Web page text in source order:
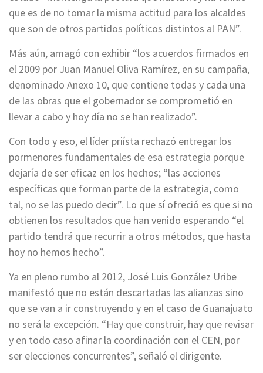
que es de no tomar la misma actitud para los alcaldes
que son de otros partidos políticos distintos al PAN”.
Más aún, amagó con exhibir “los acuerdos firmados en
el 2009 por Juan Manuel Oliva Ramírez, en su campaña,
denominado Anexo 10, que contiene todas y cada una
de las obras que el gobernador se comprometió en
llevar a cabo y hoy día no se han realizado”.
Con todo y eso, el líder priísta rechazó entregar los
pormenores fundamentales de esa estrategia porque
dejaría de ser eficaz en los hechos; “las acciones
específicas que forman parte de la estrategia, como
tal, no se las puedo decir”. Lo que sí ofreció es que si no
obtienen los resultados que han venido esperando “el
partido tendrá que recurrir a otros métodos, que hasta
hoy no hemos hecho”.
Ya en pleno rumbo al 2012, José Luis González Uribe
manifestó que no están descartadas las alianzas sino
que se van a ir construyendo y en el caso de Guanajuato
no será la excepción. “Hay que construir, hay que revisar
y en todo caso afinar la coordinación con el CEN, por
ser elecciones concurrentes”, señaló el dirigente.